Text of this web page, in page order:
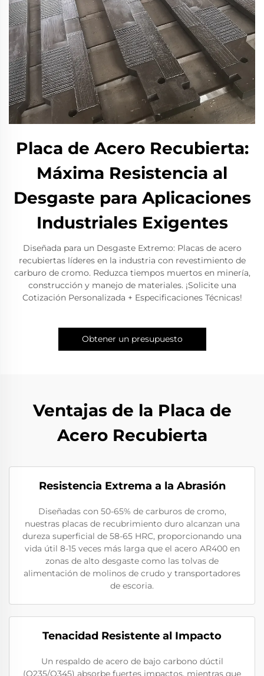
Placa de Acero Recubierta:
Máxima Resistencia al
Desgaste para Aplicaciones
Industriales Exigentes
Diseñada para un Desgaste Extremo: Placas de acero
recubiertas líderes en la industria con revestimiento de
carburo de cromo. Reduzca tiempos muertos en minería,
construcción y manejo de materiales. ¡Solicite una
Cotización Personalizada + Especificaciones Técnicas!
Obtener un presupuesto
Ventajas de la Placa de
Acero Recubierta
Resistencia Extrema a la Abrasión
Diseñadas con 50-65% de carburos de cromo,
nuestras placas de recubrimiento duro alcanzan una
dureza superficial de 58-65 HRC, proporcionando una
vida útil 8-15 veces más larga que el acero AR400 en
zonas de alto desgaste como las tolvas de
alimentación de molinos de crudo y transportadores
de escoria.
Tenacidad Resistente al Impacto
Un respaldo de acero de bajo carbono dúctil
(Q235/Q345) absorbe fuertes impactos, mientras que